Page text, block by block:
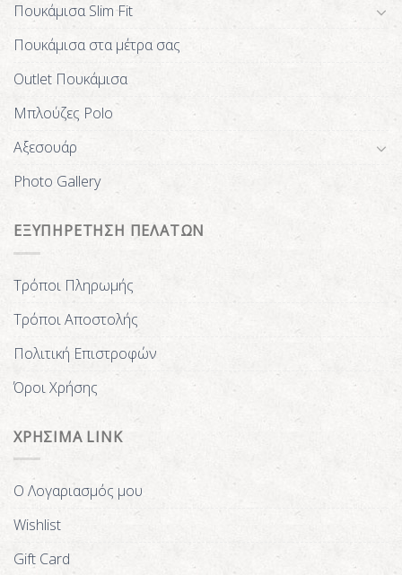
Πουκάμισα Slim Fit
Πουκάμισα στα μέτρα σας
Outlet Πουκάμισα
Μπλούζες Polo
Αξεσουάρ
Photo Gallery
ΕΞΥΠΗΡΕΤΗΣΗ ΠΕΛΑΤΩΝ
Τρόποι Πληρωμής
Τρόποι Αποστολής
Πολιτική Επιστροφών
Όροι Χρήσης
ΧΡΗΣΙΜΑ LINK
Ο Λογαριασμός μου
Wishlist
Gift Card